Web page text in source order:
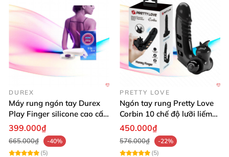
DUREX
Máy rung ngón tay Durex
Play Finger silicone cao cấp
dễ dùng
399.000₫
665.000₫
-40%
(5)
PRETTY LOVE
Ngón tay rung Pretty Love
Corbin 10 chế độ lưỡi liếm
kích thích
450.000₫
576.000₫
-22%
(5)